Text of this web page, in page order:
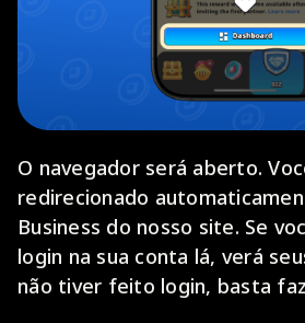
O navegador será aberto.
redirecionado
Business do nosso site. Se
login na sua conta lá, verá
não tiver feito login, basta